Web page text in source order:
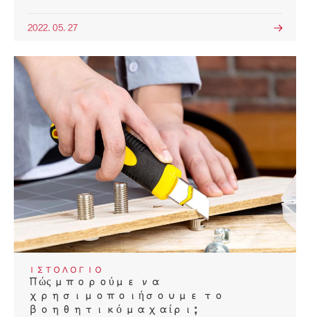
2022. 05. 27 
ΙΣΤΟΛΌΓΙΟ
Πώς μπορούμε να
χρησιμοποιήσουμε το
βοηθητικό μαχαίρι;